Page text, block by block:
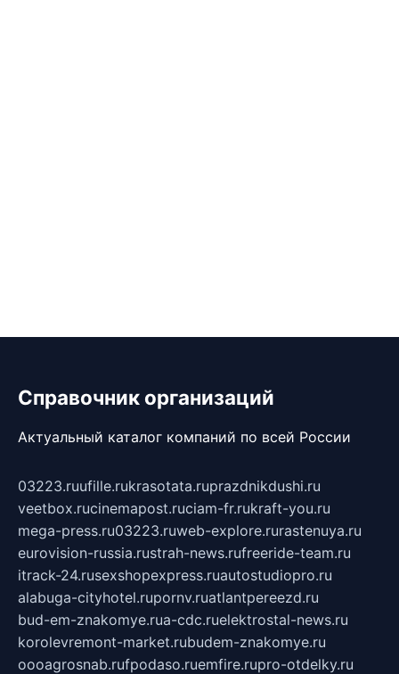
Справочник организаций
Актуальный каталог компаний по всей России
03223.ruufille.rukrasotata.ruprazdnikdushi.ru
veetbox.rucinemapost.ruciam-fr.rukraft-you.ru
mega-press.ru03223.ruweb-explore.rurastenuya.ru
eurovision-russia.rustrah-news.rufreeride-team.ru
itrack-24.rusexshopexpress.ruautostudiopro.ru
alabuga-cityhotel.rupornv.ruatlantpereezd.ru
bud-em-znakomye.rua-cdc.ruelektrostal-news.ru
korolevremont-market.rubudem-znakomye.ru
oooagrosnab.rufpodaso.ruemfire.rupro-otdelky.ru